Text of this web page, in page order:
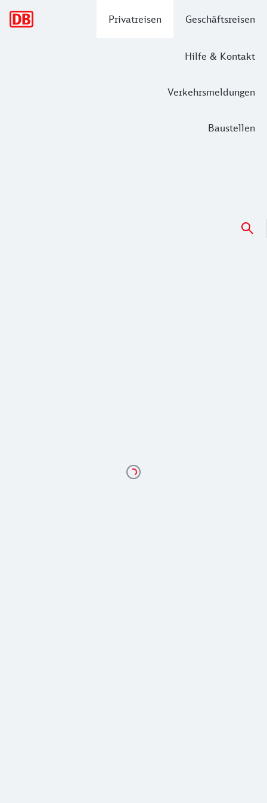
Privatreisen Geschäftsreisen
Hilfe & Kontakt
Verkehrsmeldungen
Baustellen